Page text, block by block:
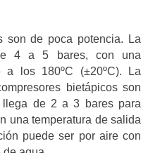
son de poca potencia. La
4 a 5 bares, con una
a los 180ºC (±20ºC). La
bietápicos son
llega de 2 a 3 bares para
una temperatura de salida
puede ser por aire con